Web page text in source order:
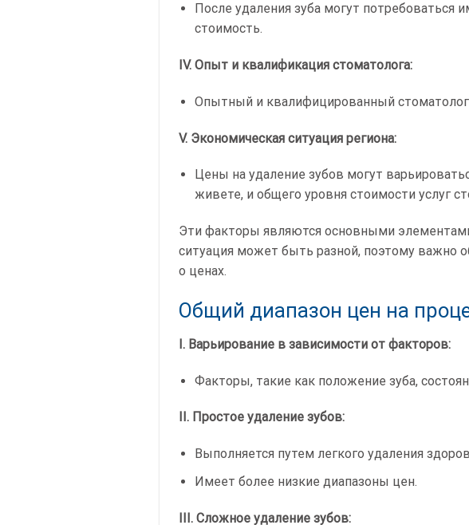
После удаления зуба могут
стоимость.
IV. Опыт и квалификация стоматолога:
Опытный и квалифицированный
V. Экономическая ситуация региона:
Цены на удаление зубов могут
живете, и общего уровня стоимости услуг
Эти факторы являются основными
ситуация может быть разной, поэтому важно
о ценах.
Общий диапазон цен на
I. Варьирование в зависимости от факторов:
Факторы, такие как положение зуба,
II. Простое удаление зубов:
Выполняется путем легкого удаления
Имеет более низкие диапазоны цен.
III. Сложное удаление зубов: